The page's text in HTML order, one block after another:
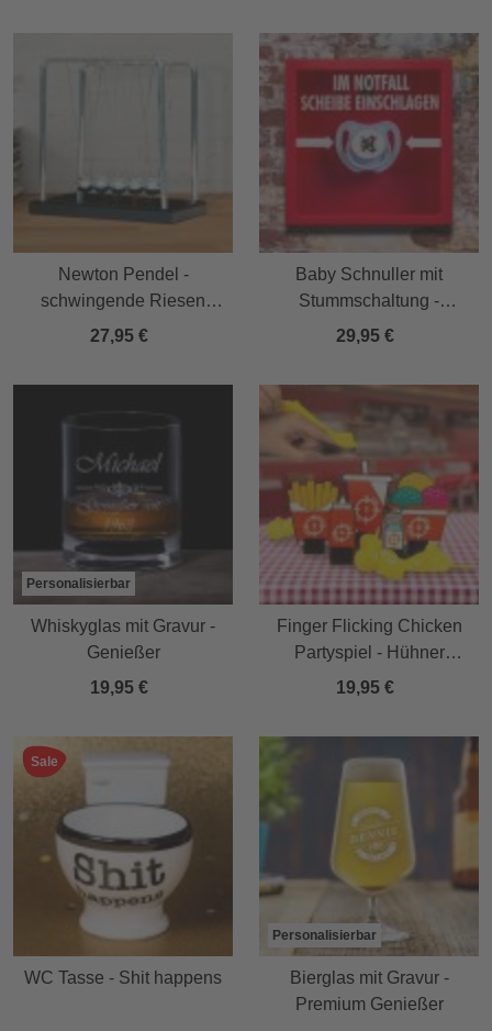
Newton Pendel -
schwingende Riesen
Kugelpendel
27,95 €
Baby Schnuller mit
Stummschaltung -
Scherzartikel für Notfälle
29,95 €
Personalisierbar
Whiskyglas mit Gravur -
Genießer
19,95 €
Finger Flicking Chicken
Partyspiel - Hühner
Schnipsen
19,95 €
Sale
WC Tasse - Shit happens
Personalisierbar
Bierglas mit Gravur -
Premium Genießer